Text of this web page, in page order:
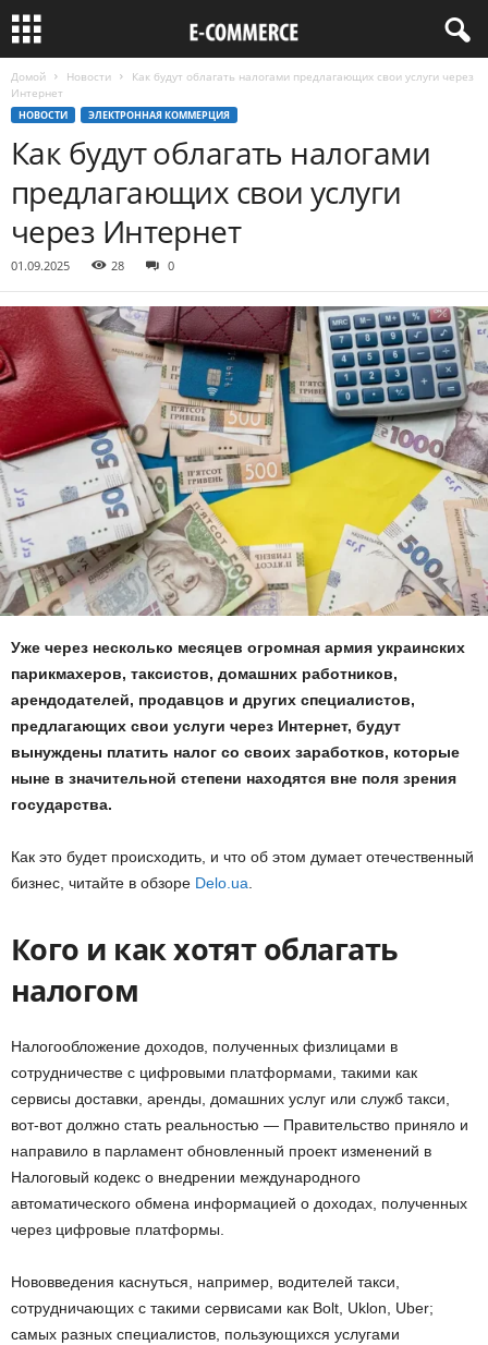
Домой Новости
Как будут облагать налогами предлагающих свои услуги через
Интернет
НОВОСТИ ЭЛЕКТРОННАЯ КОММЕРЦИЯ
Как будут облагать налогами
предлагающих свои услуги
через Интернет
01.09.2025 28 0
Уже через несколько месяцев огромная армия украинских
парикмахеров, таксистов, домашних работников,
арендодателей, продавцов и других специалистов,
предлагающих свои услуги через Интернет, будут
вынуждены платить налог со своих заработков, которые
ныне в значительной степени находятся вне поля зрения
государства.
Как это будет происходить, и что об этом думает отечественный
бизнес, читайте в обзоре Delo.ua.
Кого и как хотят облагать
налогом
Налогообложение доходов, полученных физлицами в
сотрудничестве с цифровыми платформами, такими как
сервисы доставки, аренды, домашних услуг или служб такси,
вот-вот должно стать реальностью — Правительство приняло и
направило в парламент обновленный проект изменений в
Налоговый кодекс о внедрении международного
автоматического обмена информацией о доходах, полученных
через цифровые платформы.
Нововведения каснуться, например, водителей такси,
сотрудничающих с такими сервисами как Bolt, Uklon, Uber;
самых разных специалистов, пользующихся услугами